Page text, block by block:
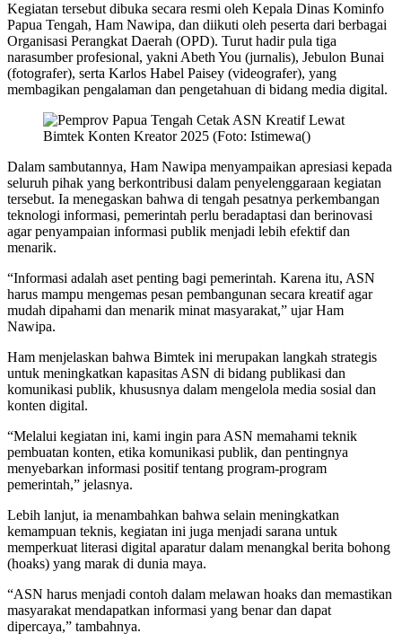
Kegiatan tersebut dibuka secara resmi oleh Kepala Dinas Kominfo
Papua Tengah, Ham Nawipa, dan diikuti oleh peserta dari berbagai
Organisasi Perangkat Daerah (OPD). Turut hadir pula tiga
narasumber profesional, yakni Abeth You (jurnalis), Jebulon Bunai
(fotografer), serta Karlos Habel Paisey (videografer), yang
membagikan pengalaman dan pengetahuan di bidang media digital.
Dalam sambutannya, Ham Nawipa menyampaikan apresiasi kepada
seluruh pihak yang berkontribusi dalam penyelenggaraan kegiatan
tersebut. Ia menegaskan bahwa di tengah pesatnya perkembangan
teknologi informasi, pemerintah perlu beradaptasi dan berinovasi
agar penyampaian informasi publik menjadi lebih efektif dan
menarik.
“Informasi adalah aset penting bagi pemerintah. Karena itu, ASN
harus mampu mengemas pesan pembangunan secara kreatif agar
mudah dipahami dan menarik minat masyarakat,” ujar Ham
Nawipa.
Ham menjelaskan bahwa Bimtek ini merupakan langkah strategis
untuk meningkatkan kapasitas ASN di bidang publikasi dan
komunikasi publik, khususnya dalam mengelola media sosial dan
konten digital.
“Melalui kegiatan ini, kami ingin para ASN memahami teknik
pembuatan konten, etika komunikasi publik, dan pentingnya
menyebarkan informasi positif tentang program-program
pemerintah,” jelasnya.
Lebih lanjut, ia menambahkan bahwa selain meningkatkan
kemampuan teknis, kegiatan ini juga menjadi sarana untuk
memperkuat literasi digital aparatur dalam menangkal berita bohong
(hoaks) yang marak di dunia maya.
“ASN harus menjadi contoh dalam melawan hoaks dan memastikan
masyarakat mendapatkan informasi yang benar dan dapat
dipercaya,” tambahnya.